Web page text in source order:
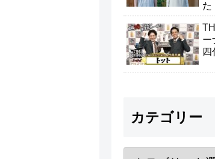
た
ー
四
カテゴリー